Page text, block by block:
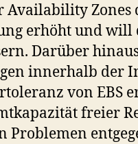
Availability Zones
erhöht und
Darüber
innerhalb der
von EBS
freier
Problemen